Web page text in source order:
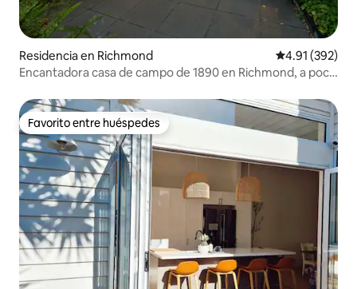
Residencia en Richmond Calificación
4.91 (392)
Encantadora casa de campo de 1890 en Richmond, a poca
Favorito entre huéspedes
Favorito entre huéspedes